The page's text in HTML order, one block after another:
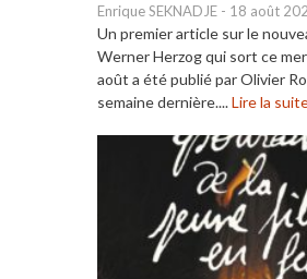
Enrique SEKNADJE - 18 août
Un premier article sur le
Werner Herzog qui sort ce
août a été publié par Olivier
semaine dernière....Lire la